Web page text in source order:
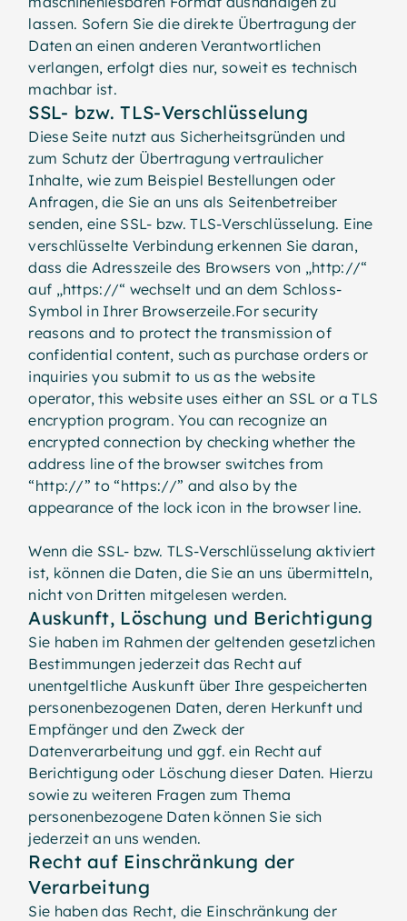
lassen. Sofern Sie die direkte Übertragung der
Daten an einen anderen Verantwortlichen
verlangen, erfolgt dies nur, soweit es technisch
machbar ist.
SSL- bzw. TLS-Verschlüsselung
Diese Seite nutzt aus Sicherheitsgründen und
zum Schutz der Übertragung vertraulicher
Inhalte, wie zum Beispiel Bestellungen oder
Anfragen, die Sie an uns als Seitenbetreiber
senden, eine SSL- bzw. TLS-Verschlüsselung. Eine
verschlüsselte Verbindung erkennen Sie daran,
dass die Adresszeile des Browsers von „http://“
auf „https://“ wechselt und an dem Schloss-
Symbol in Ihrer Browserzeile.For security
reasons and to protect the transmission of
confidential content, such as purchase orders or
inquiries you submit to us as the website
operator, this website uses either an SSL or a TLS
encryption program. You can recognize an
encrypted connection by checking whether the
address line of the browser switches from
“http://” to “https://” and also by the
appearance of the lock icon in the browser line.
Wenn die SSL- bzw. TLS-Verschlüsselung aktiviert
ist, können die Daten, die Sie an uns übermitteln,
nicht von Dritten mitgelesen werden.
Auskunft, Löschung und Berichtigung
Sie haben im Rahmen der geltenden gesetzlichen
Bestimmungen jederzeit das Recht auf
unentgeltliche Auskunft über Ihre gespeicherten
personenbezogenen Daten, deren Herkunft und
Empfänger und den Zweck der
Datenverarbeitung und ggf. ein Recht auf
Berichtigung oder Löschung dieser Daten. Hierzu
sowie zu weiteren Fragen zum Thema
personenbezogene Daten können Sie sich
jederzeit an uns wenden.
Recht auf Einschränkung der
Verarbeitung
Sie haben das Recht, die Einschränkung der